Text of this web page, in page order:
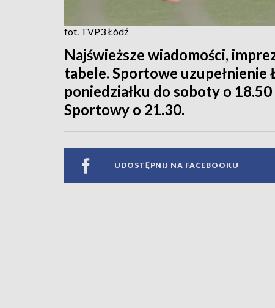
fot. TVP3 Łódź
Najświeższe wiadomości,
tabele. Sportowe uzupełnienie
poniedziałku do soboty o
Sportowy o 21.30.
UDOSTĘPNIJ NA FACEBOOKU